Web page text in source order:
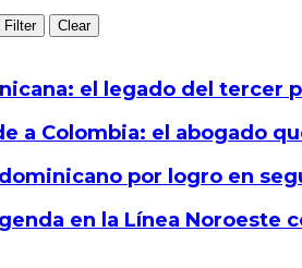
Filter Clear
el legado del tercer
a Colombia: el abogado
por logro en
en la Línea Noroeste